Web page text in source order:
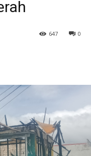
0
647